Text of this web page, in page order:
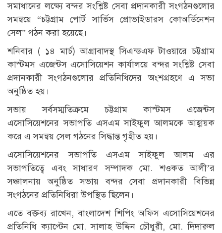
সমাধানের লক্ষ্যে বন্দর সংশ্লিষ্ট সেবা প্রদানকারী সংগঠনগুলোর
সমন্বয়ে “চট্টগ্রাম পোর্ট সার্ভিস প্রোভাইডারস কোঅর্ডিনেশন
সেল” গঠন করা হয়েছে।
শনিবার ( ১৪ মার্চ) আগ্রাবাদস্থ সিএন্ডএফ টাওয়ারে চট্টগ্রাম
কাস্টমস এজেন্টস এসোসিয়েশন কার্যালয়ে বন্দর সংশ্লিষ্ট সেবা
প্রদানকারী সংগঠনগুলোর প্রতিনিধিদের অংশগ্রহণে এ সভা
অনুষ্ঠিত হয়।
সভায় সর্বসম্মতিক্রমে চট্টগ্রাম কাস্টমস এজেন্টস
এসোসিয়েশনের সভাপতি এসএম সাইফুল আলমকে আহ্বায়ক
করে এ সমন্বয় সেল গঠনের সিদ্ধান্ত গৃহীত হয়।
এসোসিয়েশনের সভাপতি এসএম সাইফুল আলম এর
সভাপতিত্বে এবং সাধারণ সম্পাদক মো. শওকত আলী’র
সঞ্চালনায় অনুষ্ঠিত সভায় বন্দর সেবা প্রদানকারী বিভিন্ন
সংগঠনের প্রতিনিধিরা উপস্থিত ছিলেন।
এতে বক্তব্য রাখেন, বাংলাদেশ শিপিং অফিস এসোসিয়েশনের
প্রতিনিধি ক্যাপ্টেন মো. সালাহ উদ্দিন চৌধুরী, মো. দিদারুল